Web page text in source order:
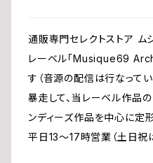
通販専門セレクトストア ム
レーベル「Musique69
す（音源の配信は行なって
暴走して、当レーベル作品
ンディーズ作品を中心に定
平日13〜17時営業（土日祝